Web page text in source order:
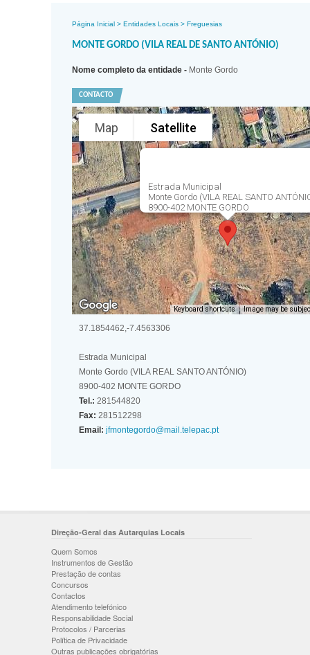
Página Inicial > Entidades Locais > Freguesias
MONTE GORDO (VILA REAL DE SANTO ANTÓNIO)
Nome completo da entidade - Monte Gordo
CONTACTO
Estrada Municipal
Monte Gordo (VILA REAL SANTO
8900-402 MONTE GORDO
Map Satellite
Keyboard shortcuts Image may be
37.1854462,-7.4563306
Estrada Municipal
Monte Gordo (VILA REAL SANTO ANTÓNIO)
8900-402 MONTE GORDO
Tel.: 281544820
Fax: 281512298
Email: jfmontegordo@mail.telepac.pt
Direção-Geral das Autarquias Locais
Quem Somos
Instrumentos de Gestão
Prestação de contas
Concursos
Contactos
Atendimento telefónico
Responsabilidade Social
Protocolos / Parcerias
Política de Privacidade
Outras publicações obrigatórias